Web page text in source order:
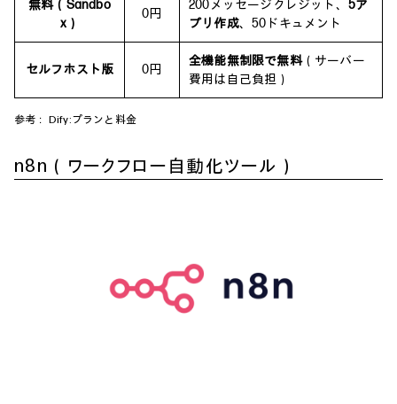
無料（Sandbo
x）
0円
200メッセージクレジット、 5ア
プリ作成、50ドキュメント
セルフホスト版 0円
全機能無制限で無料（サーバー
費用は自己負担）
参考： Dify:プランと料金
n8n（ワークフロー自動化ツール）